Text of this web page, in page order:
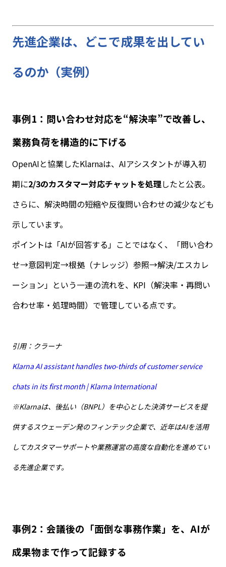
先進企業は、どこで成果を出してい
るのか（実例）
事例1 ：問い合わせ対応を“解決率”で改善し、
業務負荷を構造的に下げる
OpenAIと協業したKlarnaは、 AIアシスタントが導入初
期に2/3のカスタマー対応チャットを処理したと公表。
さらに、解決時間の短縮や反復問い合わせの減少なども
示しています。
ポイントは「AIが回答する」ことではなく、「問い合わ
せ→意図判定→根拠（ナレッジ）参照→解決/エスカレ
ーション」という一連の流れを、 KPI （解決率・再問い
合わせ率・処理時間）で管理している点です。
引用：クラーナ
Klarna AI assistant handles two-thirds of customer service
chats in its first month | Klarna International
※Klarnaは、後払い（BNPL）を中心とした決済サービスを提
供するスウェーデン発のフィンテック企業で、近年はAIを活用
してカスタマーサポートや業務運営の高度な自動化を進めてい
る先進企業です。
事例2 ：会議後の「面倒な事務作業」を、 AIが
成果物まで作って記録する